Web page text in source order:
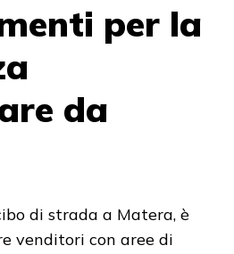
per la
da
di strada a Matera, è
venditori con aree di